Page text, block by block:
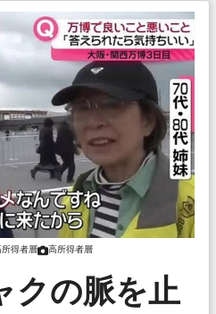
所得者層 高所得者層
クの脈を止